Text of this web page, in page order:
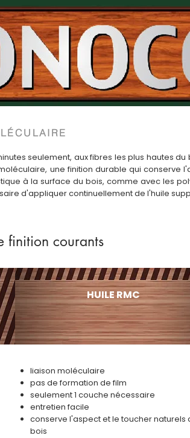
seulement, aux fibres les plus hautes
une finition durable qui conserve
à la surface du bois, comme avec les
d'appliquer continuellement de l'huile
finition courants
HUILE RMC
liaison moléculaire
pas de formation de film
seulement 1 couche nécessaire
entretien facile
conserve l'aspect et le toucher naturels
bois